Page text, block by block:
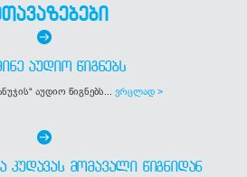
ᲐᲣᲓᲘᲝ ᲬᲘᲒᲜᲔᲑᲡ
აუდიო წიგნებს... ვრცლად >
ᲙᲣᲓᲐᲕᲐᲡ ᲛᲝᲛᲐᲕᲐᲚᲘ ᲬᲘᲒᲜᲘᲓᲐᲜ